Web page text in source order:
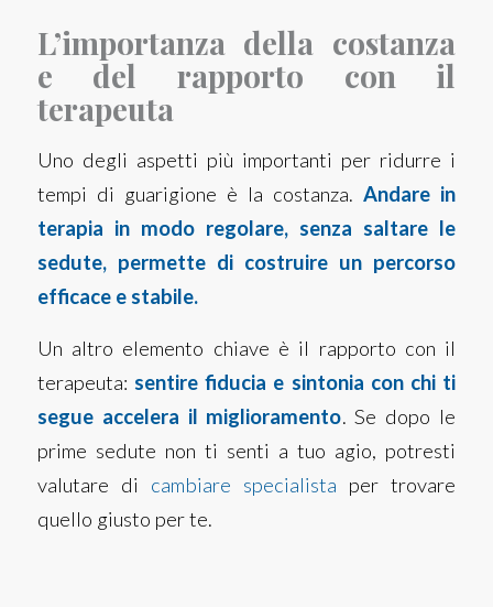
L’importanza della costanza
e del rapporto con il
terapeuta
Uno degli aspetti più importanti per ridurre i
tempi di guarigione è la costanza.Andare in
terapia in modo regolare, senza saltare le
sedute, permette di costruire un percorso
efficace e stabile.
Un altro elemento chiave è il rapporto con il
terapeuta: sentire fiducia e sintonia con chi ti
segue accelera il miglioramento. Se dopo le
prime sedute non ti senti a tuo agio, potresti
valutare di cambiare specialista per trovare
quello giusto per te.